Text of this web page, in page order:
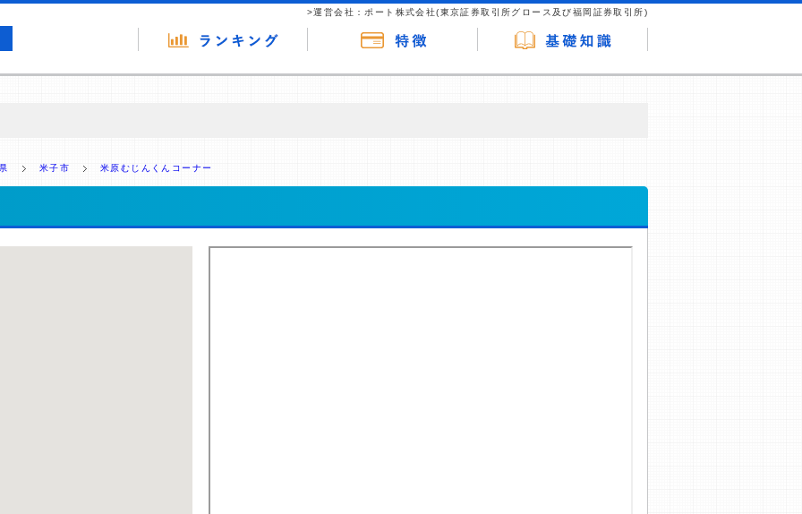
>運営会社：ポート株式会社(東京証券取引所グロース及び福岡証券取引所)
供を行っています。
米子市 米原むじんくんコーナー